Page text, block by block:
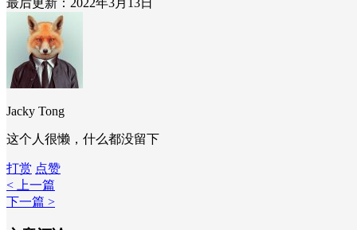
Jacky Tong
这个人很懒，什么都没留下
打赏 点赞
< 上一篇
下一篇 >